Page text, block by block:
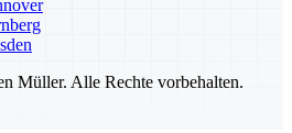
Müller. Alle Rechte vorbehalten.